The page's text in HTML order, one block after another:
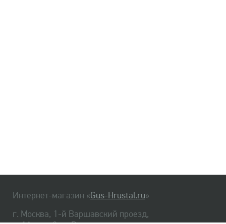
Интернет-магазин «Gus-Hrustal.ru»
г. Москва, 1-й Варшавский проезд,